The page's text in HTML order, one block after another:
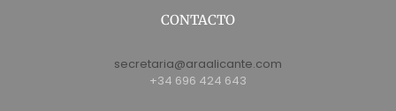
CONTACTO
secretaria@araalicante.com
+34 696 424 643